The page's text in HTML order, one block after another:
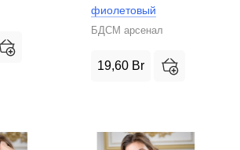
фиолетовый
БДСМ арсенал
19,60 Br